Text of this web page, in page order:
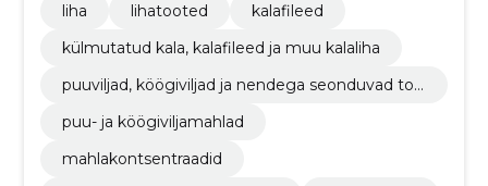
liha
lihatooted
kalafileed
külmutatud kala, kalafileed ja muu kalaliha
puuviljad, köögiviljad ja nendega seonduvad too
puu- ja köögiviljamahlad
mahlakontsentraadid